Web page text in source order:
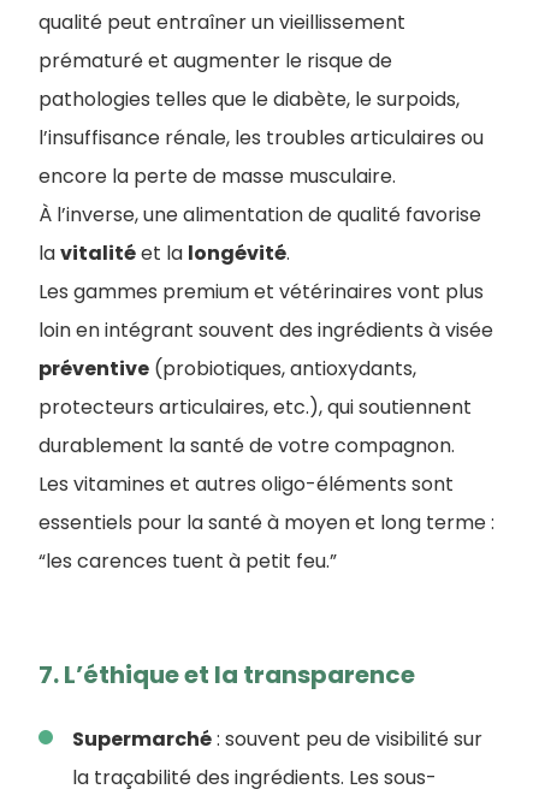
qualité peut entraîner un vieillissement
prématuré et augmenter le risque de
pathologies telles que le diabète, le surpoids,
l’insuffisance rénale, les troubles articulaires ou
encore la perte de masse musculaire.
À l’inverse, une alimentation de qualité favorise
lavitalitéet la longévité.
Les gammes premium et vétérinaires vont plus
loin en intégrant souvent des ingrédients à visée
préventive (probiotiques, antioxydants,
protecteurs articulaires, etc.), qui soutiennent
durablement la santé de votre compagnon.
Les vitamines et autres oligo-éléments sont
essentiels pour la santé à moyen et long terme :
“les carences tuent à petit feu.”
7. L’éthique et la transparence
Supermarché: souvent peu de visibilité sur
la traçabilité des ingrédients. Les sous-